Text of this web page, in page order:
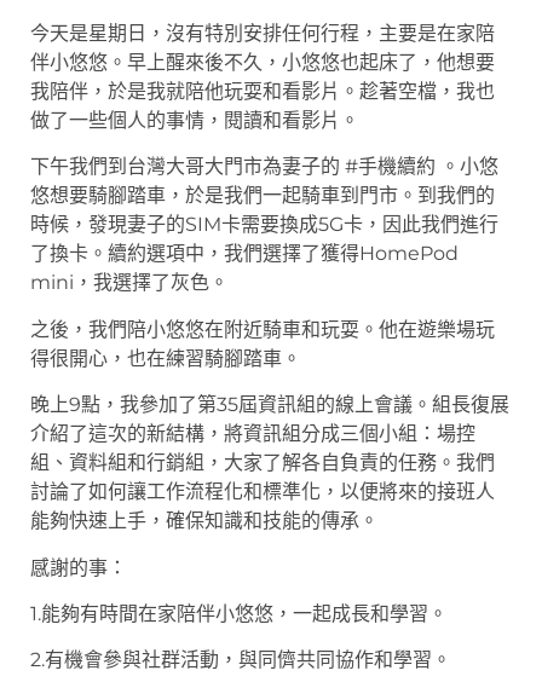
今天是星期日，沒有特別安排任何行程，主要是在家陪
伴小悠悠。早上醒來後不久，小悠悠也起床了，他想要
我陪伴，於是我就陪他玩耍和看影片。趁著空檔，我也
做了一些個人的事情，閱讀和看影片。
下午我們到台灣大哥大門市為妻子的 #手機續約 。小悠
悠想要騎腳踏車，於是我們一起騎車到門市。到我們的
時候，發現妻子的SIM卡需要換成5G卡，因此我們進行
了換卡。續約選項中，我們選擇了獲得HomePod
mini，我選擇了灰色。
之後，我們陪小悠悠在附近騎車和玩耍。他在遊樂場玩
得很開心，也在練習騎腳踏車。
晚上9點，我參加了第35屆資訊組的線上會議。組長復展
介紹了這次的新結構，將資訊組分成三個小組：場控
組、資料組和行銷組，大家了解各自負責的任務。我們
討論了如何讓工作流程化和標準化，以便將來的接班人
能夠快速上手，確保知識和技能的傳承。
感謝的事：
1.能夠有時間在家陪伴小悠悠，一起成長和學習。
2.有機會參與社群活動，與同儕共同協作和學習。